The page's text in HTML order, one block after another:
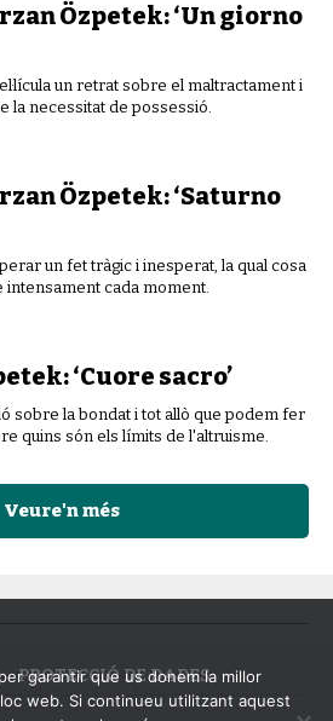
Özpetek: ‘Un giorno
un retrat sobre el maltractament i
la necessitat de possessió.
Özpetek: ‘Saturno
un fet tràgic i inesperat, la qual cosa
cada moment.
‘Cuore sacro’
sobre la bondat i tot allò que podem fer
quins són els límits de l'altruisme.
Veure'n més
PROTECCIÓ DE DADES
garantir que us donem la millor
web. Si continueu utilitzant aquest